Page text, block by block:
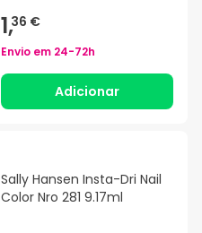
1,36 €
Envio em 24-72h
Adicionar
Sally Hansen Insta-Dri Nail
Color Nro 281 9.17ml